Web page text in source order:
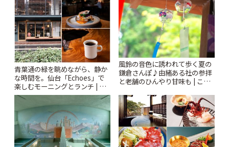
青葉通の緑を眺めながら、静か
な時間を。仙台「Echoes」で
楽しむモーニングとランチ | こ
とりっぷ
風鈴の音色に誘われて歩く夏の
鎌倉さんぽ♪由緒ある社の参拝
と老舗のひんやり甘味も | こと